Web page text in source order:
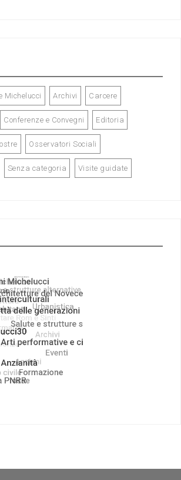
Michelucci Archivi Carcere
Conferenze e Convegni Editoria
Osservatori Sociali
Senza categoria Visite guidate